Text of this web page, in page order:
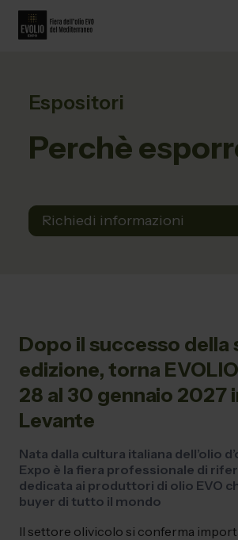
Espositori
Perchè
Richiedi informazioni
Dopo il successo della
edizione, torna
28 al 30 gennaio 2027
Levante
Nata dalla cultura italiana dell’olio
Expo è la fiera professionale di
dedicata ai produttori di olio EVO
buyer di tutto il mondo
Il settore olivicolo si conferma